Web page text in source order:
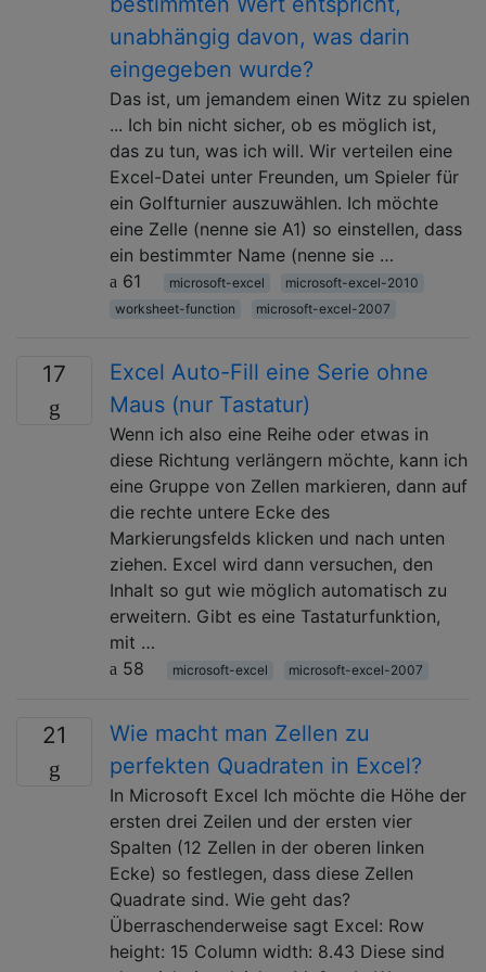
unabhängig davon, was darin
eingegeben wurde?
Das ist, um jemandem einen Witz zu spielen
... Ich bin nicht sicher, ob es möglich ist,
das zu tun, was ich will. Wir verteilen eine
Excel-Datei unter Freunden, um Spieler für
ein Golfturnier auszuwählen. Ich möchte
eine Zelle (nenne sie A1) so einstellen, dass
ein bestimmter Name (nenne sie …
61
microsoft-excel
microsoft-excel-2010
worksheet-function
microsoft-excel-2007
17
Excel Auto-Fill eine Serie ohne
Maus (nur Tastatur)
Wenn ich also eine Reihe oder etwas in
diese Richtung verlängern möchte, kann ich
eine Gruppe von Zellen markieren, dann auf
die rechte untere Ecke des
Markierungsfelds klicken und nach unten
ziehen. Excel wird dann versuchen, den
Inhalt so gut wie möglich automatisch zu
erweitern. Gibt es eine Tastaturfunktion,
mit …
58
microsoft-excel microsoft-excel-2007
21
Wie macht man Zellen zu
perfekten Quadraten in Excel?
In Microsoft Excel Ich möchte die Höhe der
ersten drei Zeilen und der ersten vier
Spalten (12 Zellen in der oberen linken
Ecke) so festlegen, dass diese Zellen
Quadrate sind. Wie geht das?
Überraschenderweise sagt Excel: Row
height: 15 Column width: 8.43 Diese sind